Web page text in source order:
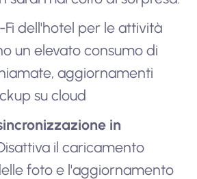
Fi dell'hotel per le attività
un elevato consumo di
aggiornamenti
su cloud
in
il caricamento
foto e l'aggiornamento